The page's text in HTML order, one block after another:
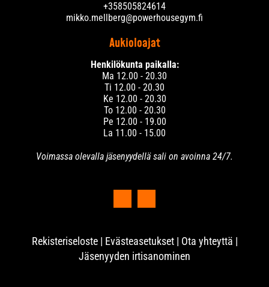
+358505824614
mikko.mellberg@powerhousegym.fi
Aukioloajat
Henkilökunta paikalla:
Ma 12.00 - 20.30
Ti 12.00 - 20.30
Ke 12.00 - 20.30
To 12.00 - 20.30
Pe 12.00 - 19.00
La 11.00 - 15.00
Voimassa olevalla jäsenyydellä sali on avoinna 24/7.
Rekisteriseloste| Evästeasetukset| Ota yhteyttä |
Jäsenyyden irtisanominen